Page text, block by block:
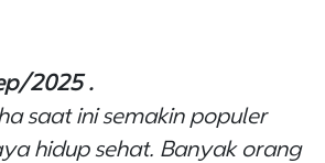
2025 .
saat ini semakin populer
hidup sehat. Banyak orang